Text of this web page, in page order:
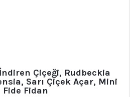
Çiçeği, Rudbeckia
Sarı Çiçek Açar, Mini
Fide Fidan